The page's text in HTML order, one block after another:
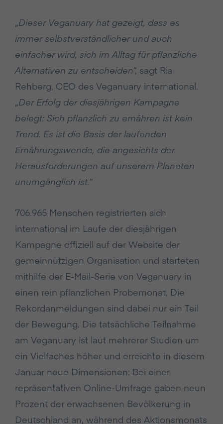
„Dieser Veganuary hat gezeigt, dass es
immer selbstverständlicher und auch
einfacher wird, sich im Alltag für pflanzliche
Alternativen zu entscheiden“, sagt Ria
Rehberg, CEO des Veganuary international.
„Der Erfolg der diesjährigen Kampagne
belegt: Sich pflanzlich zu ernähren ist kein
Trend. Es ist die Basis der laufenden
Ernährungswende, die angesichts der
Herausforderungen auf unserem Planeten
unumgänglich ist.“
706.965 Menschen registrierten sich
international im Laufe der diesjährigen
Kampagne offiziell auf der Website der
gemeinnützigen Organisation und starteten
mithilfe der E-Mail-Serie von Veganuary in
einen rein pflanzlichen Probemonat. Die
Rekordanmeldungen sind dabei nur ein Teil
der Bewegung. Die tatsächliche Teilnahme
am Veganuary ist laut mehrerer Studien um
ein Vielfaches höher und erreichte in diesem
Januar neue Dimensionen: Bei einer
repräsentativen Online-Umfrage gaben neun
Prozent der erwachsenen Bevölkerung in
Deutschland an, während des Aktionsmonats